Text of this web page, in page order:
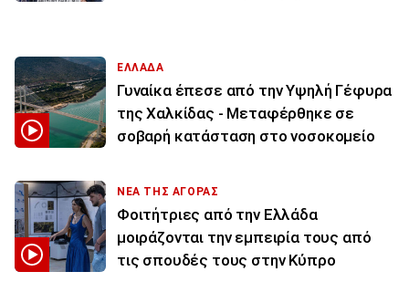
ΕΛΛΑΔΑ
Γυναίκα έπεσε από την Υψηλή Γέφυρα
της Χαλκίδας - Μεταφέρθηκε σε
σοβαρή κατάσταση στο νοσοκομείο
ΝΕΑ ΤΗΣ ΑΓΟΡΑΣ
Φοιτήτριες από την Ελλάδα
μοιράζονται την εμπειρία τους από
τις σπουδές τους στην Κύπρο